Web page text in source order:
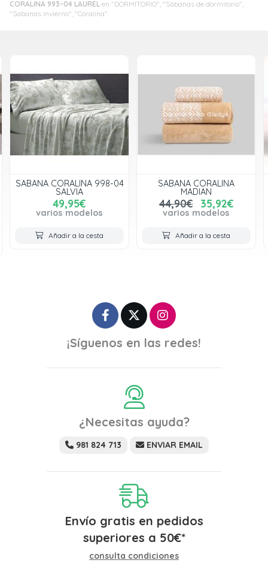
CORALINA 993-04 LAUREL en "DORMITORIO", "Sábanas de dormitorio",
"Sabanas invierno", "Coralina".
SABANA CORALINA 998-04
SALVIA
49,95€
varios modelos
Añadir a la cesta
SABANA CORALINA
MADIAN
44,90€ 35,92€
varios modelos
Añadir a la cesta
¡Síguenos en las redes!
¿Necesitas ayuda?
981 824 713 ENVIAR EMAIL
Envío gratis en pedidos
superiores a 50€*
consulta condiciones